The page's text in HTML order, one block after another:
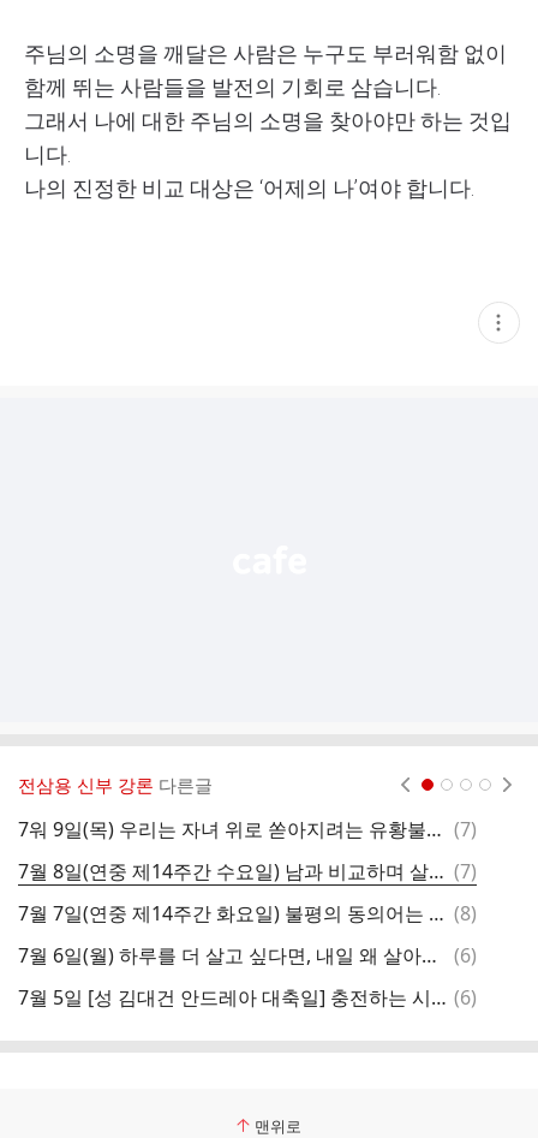
주님의 소명을 깨달은 사람은 누구도 부러워함 없이
함께 뛰는 사람들을 발전의 기회로 삼습니다.
그래서 나에 대한 주님의 소명을 찾아야만 하는 것입
니다.
나의 진정한 비교 대상은 ‘어제의 나’여야 합니다.
현
재
전삼용 신부 강론 다른글
7워 9일(목) 우리는 자녀 위로 쏟아지려는 유황불을 볼 수 있는가? 댓
(7)
7월 8일(연중 제14주간 수요일) 남과 비교하며 살고 싶지 않아요? 댓
글
(7)
7월 7일(연중 제14주간 화요일) ​불평의 동의어는 책임회피다 댓
(8)
7월 6일(월) 하루를 더 살고 싶다면, 내일 왜 살아야 하는지 오늘 써 놓아라!
댓
(6)
7월 5일 [성 김대건 안드레아 대축일] 충전하는 시간, 소진하는 시간 댓
(6)
맨위로